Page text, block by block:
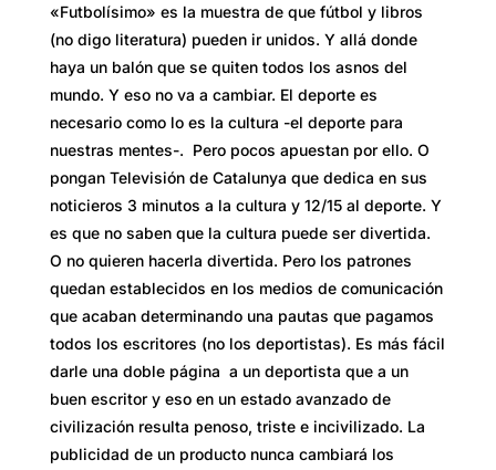
«Futbolísimo» es la muestra de que fútbol y libros
(no digo literatura) pueden ir unidos. Y allá donde
haya un balón que se quiten todos los asnos del
mundo. Y eso no va a cambiar. El deporte es
necesario como lo es la cultura -el deporte para
nuestras mentes-. Pero pocos apuestan por ello. O
pongan Televisión de Catalunya que dedica en sus
noticieros 3 minutos a la cultura y 12/15 al deporte. Y
es que no saben que la cultura puede ser divertida.
O no quieren hacerla divertida. Pero los patrones
quedan establecidos en los medios de comunicación
que acaban determinando una pautas que pagamos
todos los escritores (no los deportistas). Es más fácil
darle una doble página a un deportista que a un
buen escritor y eso en un estado avanzado de
civilización resulta penoso, triste e incivilizado. La
publicidad de un producto nunca cambiará los